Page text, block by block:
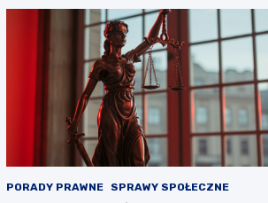
PORADY PRAWNE SPRAWY SPOŁECZNE